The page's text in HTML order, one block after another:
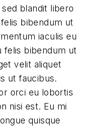
blandit libero
bibendum ut
iaculis eu
felis bibendum ut
velit aliquet
ut faucibus.
orci eu lobortis
nisi est. Eu mi
quisque